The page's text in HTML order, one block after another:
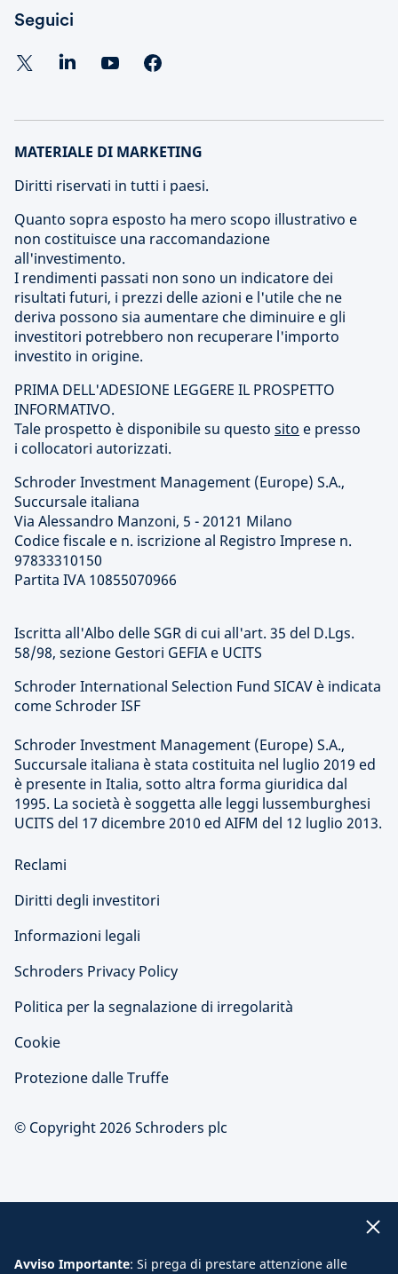
Seguici
MATERIALE DI MARKETING
Diritti riservati in tutti i paesi.
Quanto sopra esposto ha mero scopo illustrativo e
non costituisce una raccomandazione
all'investimento.
I rendimenti passati non sono un indicatore dei
risultati futuri, i prezzi delle azioni e l'utile che ne
deriva possono sia aumentare che diminuire e gli
investitori potrebbero non recuperare l'importo
investito in origine.
PRIMA DELL'ADESIONE LEGGERE IL PROSPETTO
INFORMATIVO.
Tale prospetto è disponibile su questo sito e presso
i collocatori autorizzati.
Schroder Investment Management (Europe) S.A.,
Succursale italiana
Via Alessandro Manzoni, 5 - 20121 Milano
Codice fiscale e n. iscrizione al Registro Imprese n.
97833310150
Partita IVA 10855070966
Iscritta all'Albo delle SGR di cui all'art. 35 del D.Lgs.
58/98, sezione Gestori GEFIA e UCITS
Schroder International Selection Fund SICAV è indicata
come Schroder ISF
Schroder Investment Management (Europe) S.A.,
Succursale italiana è stata costituita nel luglio 2019 ed
è presente in Italia, sotto altra forma giuridica dal
1995. La società è soggetta alle leggi lussemburghesi
UCITS del 17 dicembre 2010 ed AIFM del 12 luglio 2013.
Reclami
Diritti degli investitori
Informazioni legali
Schroders Privacy Policy
Politica per la segnalazione di irregolarità
Cookie
Protezione dalle Truffe
© Copyright 2026 Schroders plc
Avviso Importante: Si prega di prestare attenzione alle